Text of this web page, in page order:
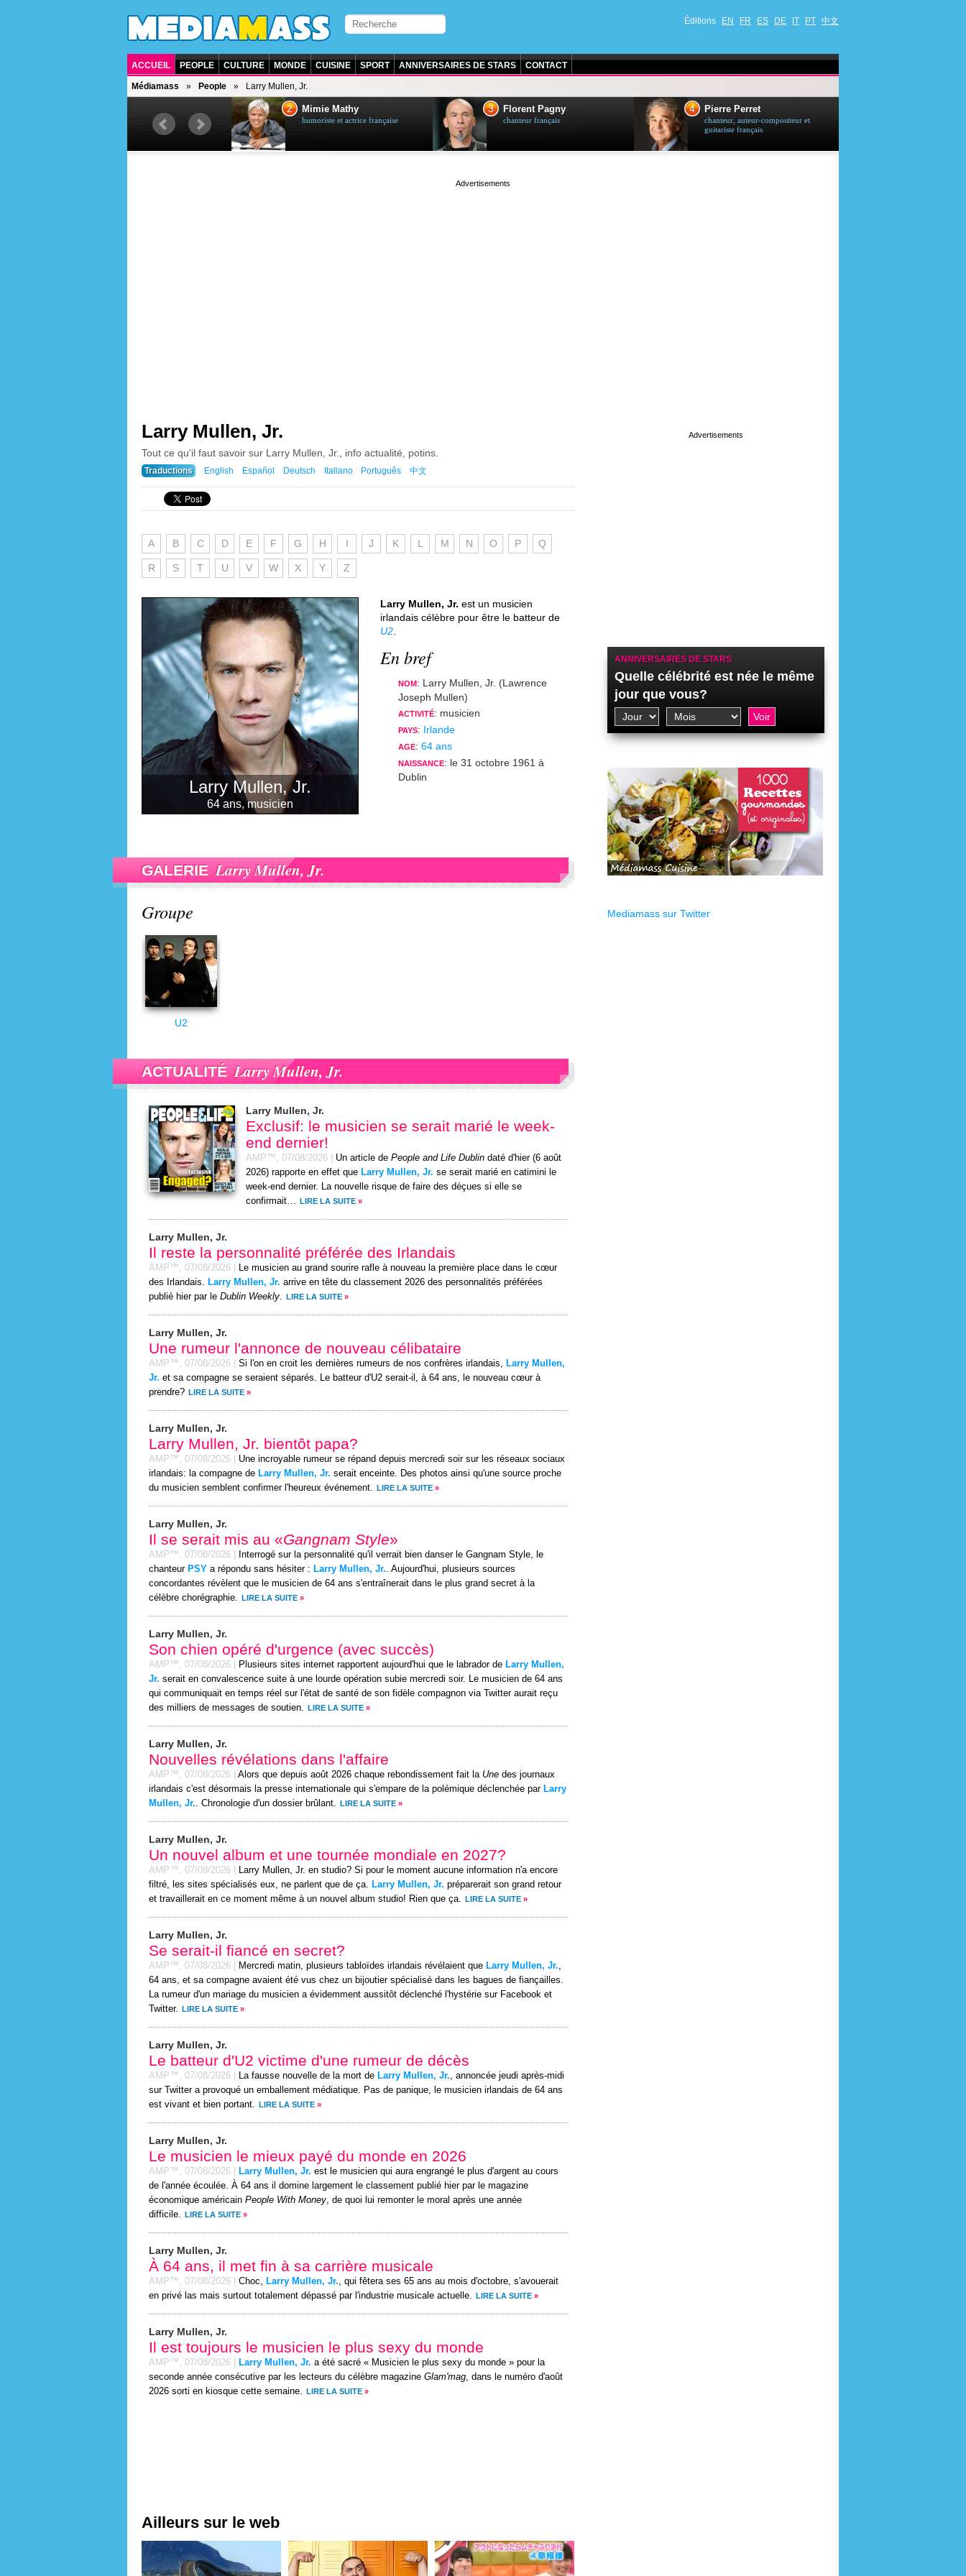
Éditions EN FR ES DE IT PT 中文
ACCUEIL PEOPLE CULTURE MONDE CUISINE SPORT ANNIVERSAIRES DE STARS CONTACT
Médiamass People Larry Mullen, Jr.
chanteuse québécoise
2 Mimie Mathy
humoriste et actrice française
3 Florent Pagny
chanteur français
4 Pierre Perret
chanteur, auteur-compositeur et
guitariste français
Larry Mullen, Jr.
Tout ce qu'il faut savoir sur Larry Mullen, Jr., info actualité, potins.
Traductions English Español Deutsch Italiano Português 中文
A B C D E F G H I J K L M N O P Q
R S T U V W X Y Z
Larry Mullen, Jr.
64 ans, musicien
Larry Mullen, Jr. est un musicien
irlandais célèbre pour être le batteur de
U2
En bref
NOM: Larry Mullen, Jr. (Lawrence
Joseph Mullen)
ACTIVITÉ: musicien
PAYS: Irlande
AGE: 64 ans
NAISSANCE: le 31 octobre 1961 à
Dublin
GALERIE Larry Mullen, Jr.
Groupe
U2
ACTUALITÉ Larry Mullen, Jr.
Larry Mullen, Jr.
Exclusif: le musicien se serait marié le week-
end dernier!
AMP™, 07/08/2026 Un article de People and Life Dublin daté d'hier (6 août
2026) rapporte en effet que Larry Mullen, Jr. se serait marié en catimini le
week-end dernier. La nouvelle risque de faire des déçues si elle se
confirmait… LIRE LA SUITE »
Larry Mullen, Jr.
Il reste la personnalité préférée des Irlandais
AMP™, 07/08/2026
Le musicien au grand sourire rafle à nouveau la première place dans le cœur
des Irlandais. Larry Mullen, Jr. arrive en tête du classement 2026 des personnalités préférées
publié hier par le Dublin Weekly. LIRE LA SUITE »
Larry Mullen, Jr.
Une rumeur l'annonce de nouveau célibataire
AMP™, 07/08/2026 Si l'on en croit les dernières rumeurs de nos confrères irlandais, Larry Mullen,
Jr. et sa compagne se seraient séparés. Le batteur d'U2 serait-il, à 64 ans, le nouveau cœur à
prendre? LIRE LA SUITE »
Larry Mullen, Jr.
Larry Mullen, Jr. bientôt papa?
AMP™, 07/08/2026
Une incroyable rumeur se répand depuis mercredi soir sur les réseaux sociaux
irlandais: la compagne de Larry Mullen, Jr. serait enceinte. Des photos ainsi qu'une source proche
du musicien semblent confirmer l'heureux événement. LIRE LA SUITE »
Larry Mullen, Jr.
Il se serait mis au «Gangnam Style»
AMP™, 07/08/2026
Interrogé sur la personnalité qu'il verrait bien danser le Gangnam Style, le
chanteur PSY a répondu sans hésiter : Larry Mullen, Jr.. Aujourd'hui, plusieurs sources
concordantes révèlent que le musicien de 64 ans s'entraînerait dans le plus grand secret à la
célèbre chorégraphie. LIRE LA SUITE »
Larry Mullen, Jr.
Son chien opéré d'urgence (avec succès)
AMP™, 07/08/2026 Plusieurs sites internet rapportent aujourd'hui que le labrador de Larry Mullen,
Jr. serait en convalescence suite à une lourde opération subie mercredi soir. Le musicien de 64 ans
qui communiquait en temps réel sur l'état de santé de son fidèle compagnon via Twitter aurait reçu
des milliers de messages de soutien. LIRE LA SUITE »
Larry Mullen, Jr.
Nouvelles révélations dans l'affaire
AMP™, 07/08/2026 Alors que depuis août 2026 chaque rebondissement fait la Une des journaux
irlandais c'est désormais la presse internationale qui s'empare de la polémique déclenchée par Larry
Mullen, Jr.. Chronologie d'un dossier brûlant. LIRE LA SUITE »
Larry Mullen, Jr.
Un nouvel album et une tournée mondiale en 2027?
AMP™, 07/08/2026
Larry Mullen, Jr. en studio? Si pour le moment aucune information n'a encore
filtré, les sites spécialisés eux, ne parlent que de ça. Larry Mullen, Jr. préparerait son grand retour
et travaillerait en ce moment même à un nouvel album studio! Rien que ça. LIRE LA SUITE »
Larry Mullen, Jr.
Se serait-il fiancé en secret?
AMP™, 07/08/2026 Mercredi matin, plusieurs tabloïdes irlandais révélaient que Larry Mullen, Jr.,
64 ans, et sa compagne avaient été vus chez un bijoutier spécialisé dans les bagues de fiançailles.
La rumeur d'un mariage du musicien a évidemment aussitôt déclenché l'hystérie sur Facebook et
Twitter. LIRE LA SUITE »
Larry Mullen, Jr.
Le batteur d'U2 victime d'une rumeur de décès
AMP™, 07/08/2026 La fausse nouvelle de la mort de Larry Mullen, Jr., annoncée jeudi après-midi
sur Twitter a provoqué un emballement médiatique. Pas de panique, le musicien irlandais de 64 ans
est vivant et bien portant. LIRE LA SUITE »
Larry Mullen, Jr.
Le musicien le mieux payé du monde en 2026
AMP™, 07/08/2026 Larry Mullen, Jr. est le musicien qui aura engrangé le plus d'argent au cours
de l'année écoulée. À 64 ans il domine largement le classement publié hier par le magazine
économique américain People With Money, de quoi lui remonter le moral après une année
difficile. LIRE LA SUITE »
Larry Mullen, Jr.
À 64 ans, il met fin à sa carrière musicale
AMP™, 07/08/2026 Choc, Larry Mullen, Jr., qui fêtera ses 65 ans au mois d'octobre, s'avouerait
en privé las mais surtout totalement dépassé par l'industrie musicale actuelle. LIRE LA SUITE »
Larry Mullen, Jr.
Il est toujours le musicien le plus sexy du monde
AMP™, 07/08/2026 Larry Mullen, Jr. a été sacré « Musicien le plus sexy du monde » pour la
seconde année consécutive par les lecteurs du célèbre magazine Glam'mag, dans le numéro d'août
2026 sorti en kiosque cette semaine. LIRE LA SUITE »
Ailleurs sur le web
ANNIVERSAIRES DE STARS
Quelle célébrité est née le même
jour que vous?
Mediamass sur Twitter